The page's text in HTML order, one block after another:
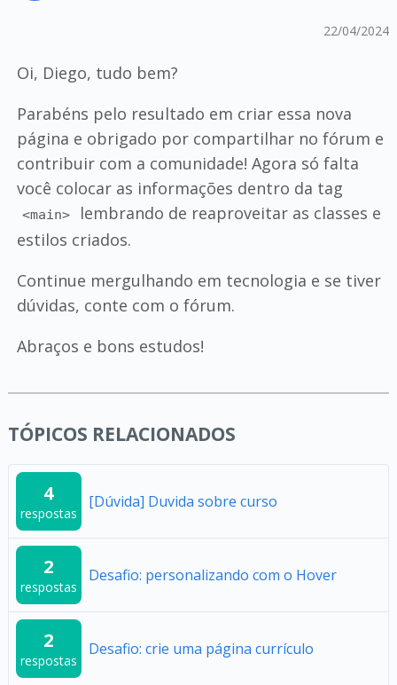
22/04/2024
Oi, Diego, tudo bem?
Parabéns pelo resultado em criar essa nova
página e obrigado por compartilhar no fórum e
contribuir com a comunidade! Agora só falta
você colocar as informações dentro da tag
<main>
lembrando de reaproveitar as classes e
estilos criados.
Continue mergulhando em tecnologia e se tiver
dúvidas, conte com o fórum.
Abraços e bons estudos!
TÓPICOS RELACIONADOS
4
respostas
[Dúvida] Duvida sobre curso
2
respostas
Desafio: personalizando com o Hover
2
respostas
Desafio: crie uma página currículo